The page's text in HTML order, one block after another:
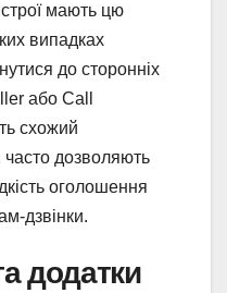
мають цю
випадках
до сторонніх
або Call
схожий
дозволяють
оголошення
дзвінки.
додатки